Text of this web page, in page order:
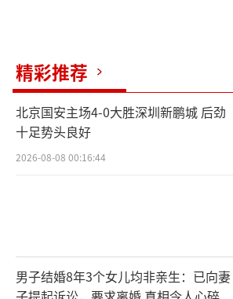
精彩推荐
北京国安主场4-0大胜深圳新鹏城 后劲
十足势头良好
2026-08-08 00:16:44
男子结婚8年3个女儿均非亲生：已向妻